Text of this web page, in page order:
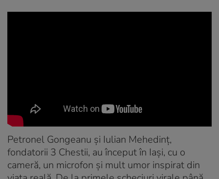
Petronel Gongeanu și Iulian Mehedinț,
fondatorii 3 Chestii, au început în Iași, cu o
cameră, un microfon și mult umor inspirat din